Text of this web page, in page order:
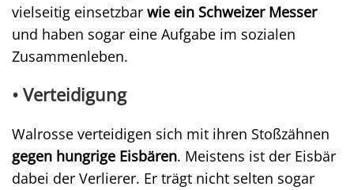
vielseitig einsetzbar wie ein Schweizer Messer
und haben sogar eine Aufgabe im sozialen
Zusammenleben.
• Verteidigung
Walrosse verteidigen sich mit ihren Stoßzähnen
gegen hungrige Eisbären. Meistens ist der Eisbär
dabei der Verlierer. Er trägt nicht selten sogar